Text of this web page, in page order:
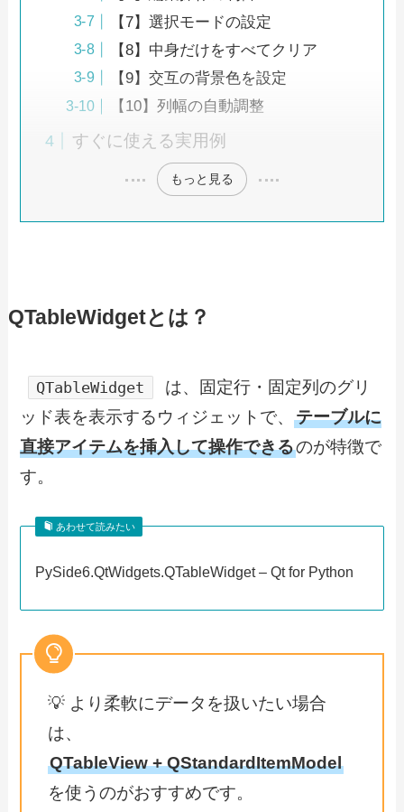
【7】選択モードの設定
【8】中身だけをすべてクリア
【9】交互の背景色を設定
【10】列幅の自動調整
すぐに使える実用例
もっと見る
QTableWidgetとは？
QTableWidget
は、固定行・固定列のグリ
ッド表を表示するウィジェットで、テーブルに
直接アイテムを挿入して操作できるのが特徴で
す。
あわせて読みたい
PySide6.QtWidgets.QTableWidget – Qt for Python
💡 より柔軟にデータを扱いたい場合
は、
QTableView + QStandardItemModel
を使うのがおすすめです。